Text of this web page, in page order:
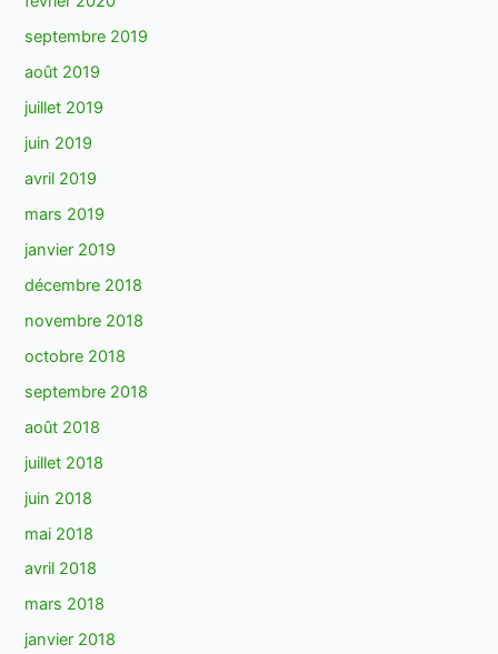
septembre 2019
août 2019
juillet 2019
juin 2019
avril 2019
mars 2019
janvier 2019
décembre 2018
novembre 2018
octobre 2018
septembre 2018
août 2018
juillet 2018
juin 2018
mai 2018
avril 2018
mars 2018
janvier 2018